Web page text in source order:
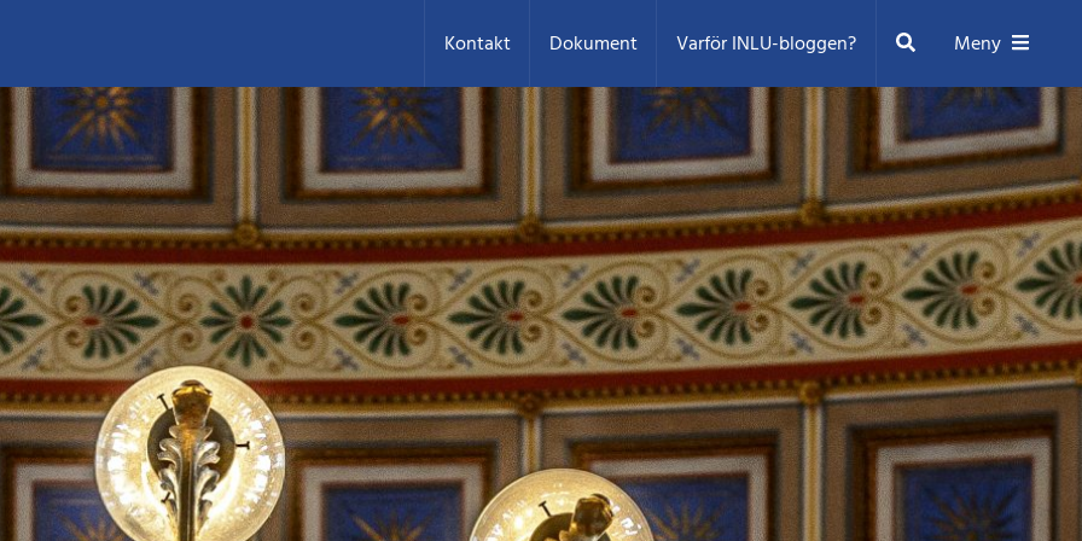
Kontakt Dokument Varför INLU-bloggen? Sök Meny